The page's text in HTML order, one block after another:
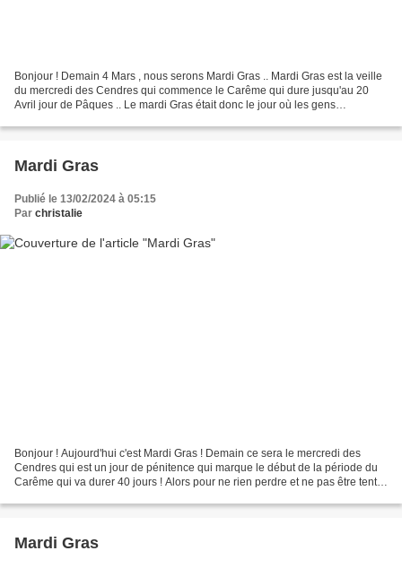
Bonjour ! Demain 4 Mars , nous serons Mardi Gras .. Mardi Gras est la veille
du mercredi des Cendres qui commence le Carême qui dure jusqu'au 20
Avril jour de Pâques .. Le mardi Gras était donc le jour où les gens
Mardi Gras
Publié le 13/02/2024 à 05:15
Par christalie
Bonjour ! Aujourd'hui c'est Mardi Gras ! Demain ce sera le mercredi des
Cendres qui est un jour de pénitence qui marque le début de la période du
Carême qui va durer 40 jours ! Alors pour ne rien perdre et ne pas être tenté
Mardi Gras